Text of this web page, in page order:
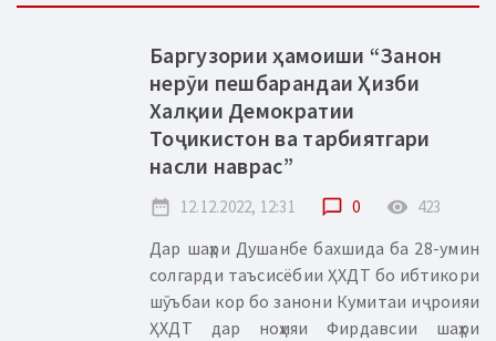
Баргузории ҳамоиши “Занон
нерӯи пешбарандаи Ҳизби
Халқии Демократии
Тоҷикистон ва тарбиятгари
насли наврас”
date_range 12.12.2022, 12:31 chat_bubble_outline 0 remove_red_eye 423
Дар шаҳри Душанбе бахшида ба 28-умин
солгарди таъсисёбии ҲХДТ бо ибтикори
шӯъбаи кор бо занони Кумитаи иҷроияи
ҲХДТ дар ноҳияи Фирдавсии шаҳри